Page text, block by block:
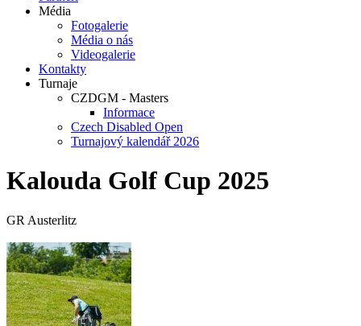
Média
Fotogalerie
Média o nás
Videogalerie
Kontakty
Turnaje
CZDGM - Masters
Informace
Czech Disabled Open
Turnajový kalendář 2026
Kalouda Golf Cup 2025
GR Austerlitz